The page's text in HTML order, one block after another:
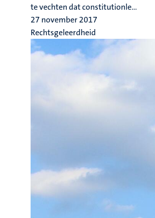
te vechten dat constitutionle...
27 november 2017
Rechtsgeleerdheid